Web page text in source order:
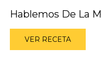
Hablemos De La
VER RECETA